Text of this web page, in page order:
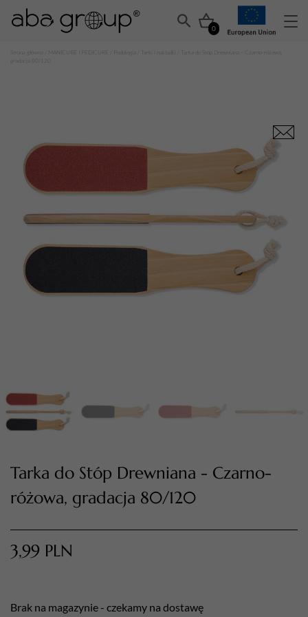
0
TWÓJ KOSZYK (
Suma koszyka (0
MANICURE I PEDICURE Podologia
Tarka do Stóp Drewniana - Czarno-
różowa, gradacja 80/120
3,99 PLN
Brak na magazynie - czekamy na dostawę